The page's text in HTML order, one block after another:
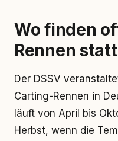
Wo finden
Rennen
Der DSSV
Carting-Rennen in
läuft von April bis
Herbst, wenn die